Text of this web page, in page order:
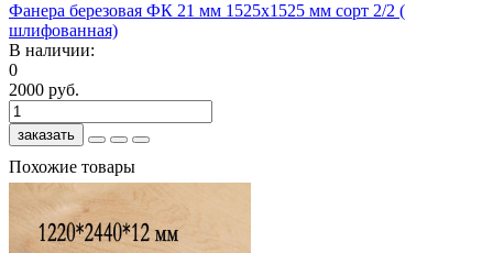
Фанера березовая ФК 21 мм 1525x1525 мм сорт 2/2 (
шлифованная)
В наличии:
0
2000 руб.
заказать
Похожие товары